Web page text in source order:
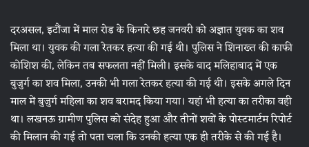
दरअसल, इटौंजा में माल रोड के किनारे छह जनवरी को अज्ञात युवक का शव
मिला था। युवक की गला रेतकर हत्या की गई थी। पुलिस ने शिनाख्त की काफी
कोशिश की, लेकिन तब सफलता नहीं मिली। इसके बाद मलिहाबाद में एक
बुजुर्ग का शव मिला, उनकी भी गला रेतकर हत्या की गई थी। इसके अगले दिन
माल में बुजुर्ग महिला का शव बरामद किया गया। यहां भी हत्या का तरीका वही
था। लखनऊ ग्रामीण पुलिस को संदेह हुआ और तीनों शवों के पोस्टमार्टम रिपोर्ट
की मिलान की गई तो पता चला कि उनकी हत्या एक ही तरीके से की गई है।